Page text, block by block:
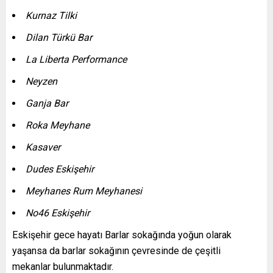
Kurnaz Tilki
Dilan Türkü Bar
La Liberta Performance
Neyzen
Ganja Bar
Roka Meyhane
Kasaver
Dudes Eskişehir
Meyhanes Rum Meyhanesi
No46 Eskişehir
Eskişehir gece hayatı Barlar sokağında yoğun olarak
yaşansa da barlar sokağının çevresinde de çeşitli
mekanlar bulunmaktadır.